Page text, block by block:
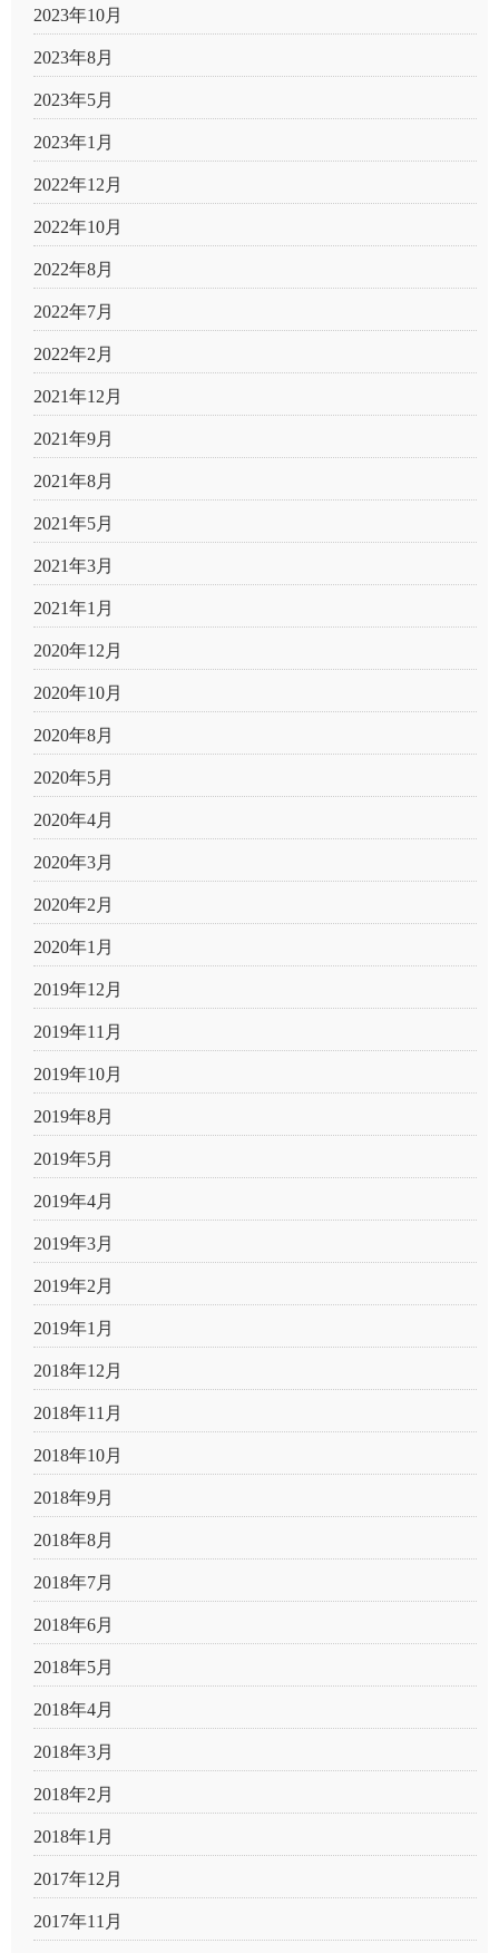
2023年10月
2023年8月
2023年5月
2023年1月
2022年12月
2022年10月
2022年8月
2022年7月
2022年2月
2021年12月
2021年9月
2021年8月
2021年5月
2021年3月
2021年1月
2020年12月
2020年10月
2020年8月
2020年5月
2020年4月
2020年3月
2020年2月
2020年1月
2019年12月
2019年11月
2019年10月
2019年8月
2019年5月
2019年4月
2019年3月
2019年2月
2019年1月
2018年12月
2018年11月
2018年10月
2018年9月
2018年8月
2018年7月
2018年6月
2018年5月
2018年4月
2018年3月
2018年2月
2018年1月
2017年12月
2017年11月